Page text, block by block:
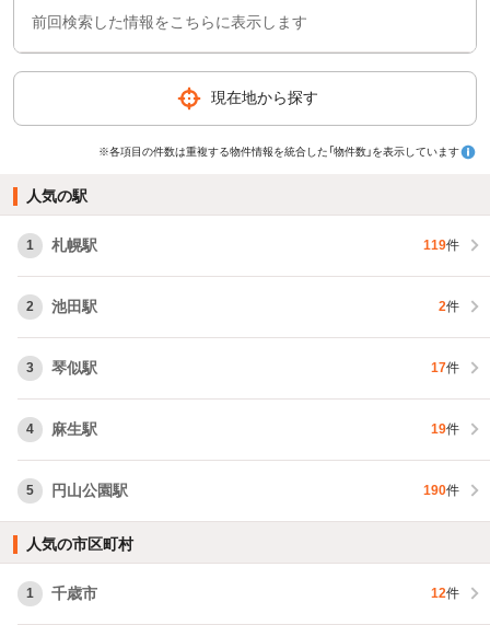
前回検索した情報をこちらに表示します
現在地から探す
※各項目の件数は重複する物件情報を統合した「物件数」を表示しています
人気の駅
1 札幌駅 119件
2 池田駅 2件
3 琴似駅 17件
4 麻生駅 19件
5 円山公園駅 190件
人気の市区町村
1 千歳市 12件